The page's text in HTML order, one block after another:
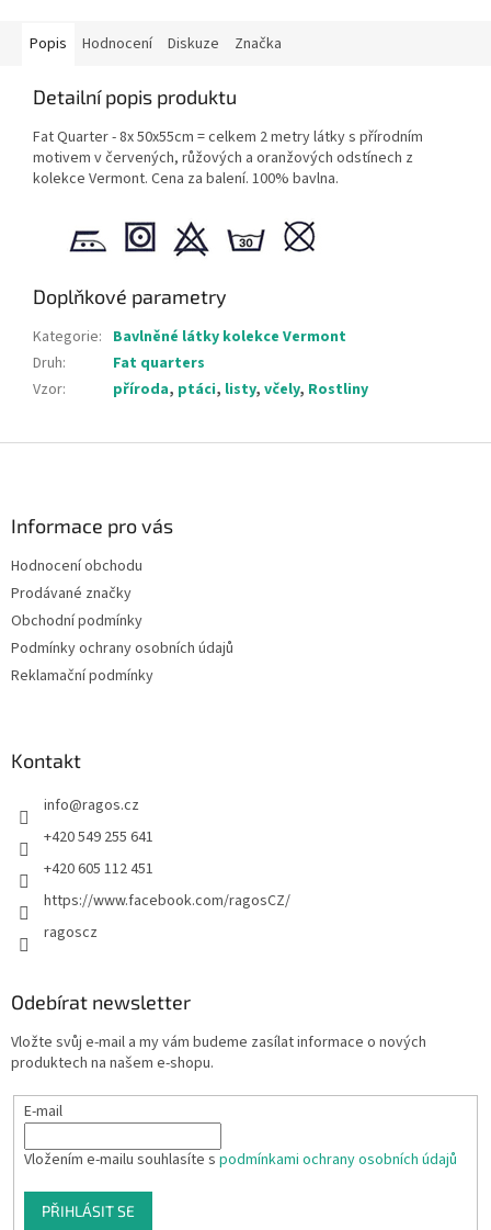
Popis Hodnocení Diskuze Značka
Detailní popis produktu
Fat Quarter - 8x 50x55cm = celkem 2 metry látky s přírodním
motivem v červených, růžových a oranžových odstínech z
kolekce Vermont. Cena za balení. 100% bavlna.
Doplňkové parametry
Kategorie: Bavlněné látky kolekce Vermont
Druh:
Fat quarters
Vzor: příroda, ptáci, listy, včely, Rostliny
Informace pro vás
Hodnocení obchodu
Prodávané značky
Obchodní podmínky
Podmínky ochrany osobních údajů
Reklamační podmínky
Kontakt
info@ragos.cz
+420 549 255 641
+420 605 112 451
https://www.facebook.com/ragosCZ/
ragoscz
Odebírat newsletter
Vložte svůj e-mail a my vám budeme zasílat informace o nových
produktech na našem e-shopu.
E-mail
Vložením e-mailu souhlasíte s podmínkami ochrany osobních údajů
PŘIHLÁSIT SE